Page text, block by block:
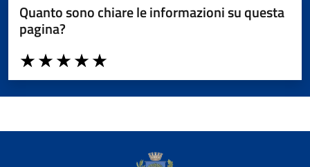
Quanto sono chiare le informazioni su questa
pagina?
Valuta da 1 a 5 stelle la pagina
Valuta 5 stelle su 5
Valuta 4 stelle su 5
Valuta 3 stelle su 5
Valuta 2 stelle su 5
Valuta 1 stelle su 5